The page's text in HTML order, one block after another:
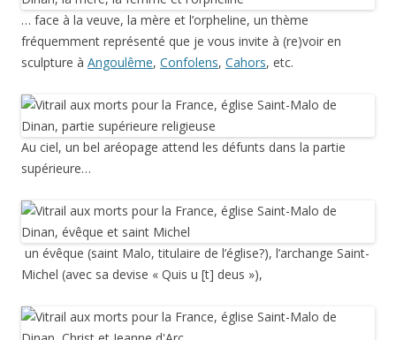
… face à la veuve, la mère et l’orpheline, un thème
fréquemment représenté que je vous invite à (re)voir en
sculpture à Angoulême, Confolens, Cahors, etc.
Au ciel, un bel aréopage attend les défunts dans la partie
supérieure…
un évêque (saint Malo, titulaire de l’église?), l’archange Saint-
Michel (avec sa devise « Quis u [t] deus »),